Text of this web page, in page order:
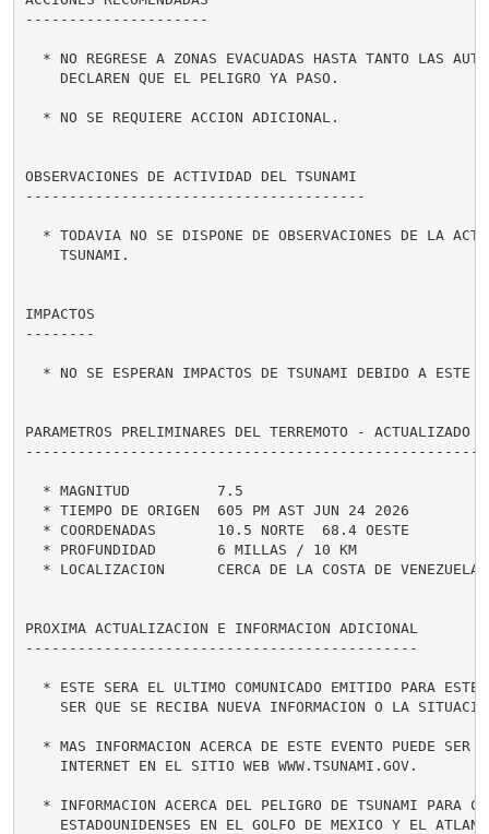
---------------------
* NO REGRESE A ZONAS EVACUADAS HASTA TANTO LAS
    DECLAREN QUE EL PELIGRO YA PASO.
  * NO SE REQUIERE ACCION ADICIONAL.
OBSERVACIONES DE ACTIVIDAD DEL TSUNAMI
---------------------------------------
* TODAVIA NO SE DISPONE DE OBSERVACIONES DE LA
    TSUNAMI.
IMPACTOS
--------
* NO SE ESPERAN IMPACTOS DE TSUNAMI DEBIDO A ESTE
PARAMETROS PRELIMINARES DEL TERREMOTO - ACTUALIZADO
----------------------------------------------------
  * MAGNITUD          7.5
  * TIEMPO DE ORIGEN  605 PM AST JUN 24 2026
  * COORDENADAS       10.5 NORTE  68.4 OESTE
  * PROFUNDIDAD       6 MILLAS / 10 KM
  * LOCALIZACION      CERCA DE LA COSTA DE VENEZUELA
PROXIMA ACTUALIZACION E INFORMACION ADICIONAL
---------------------------------------------
* ESTE SERA EL ULTIMO COMUNICADO EMITIDO PARA ESTE
SER QUE SE RECIBA NUEVA INFORMACION O LA
* MAS INFORMACION ACERCA DE ESTE EVENTO PUEDE SER
    INTERNET EN EL SITIO WEB WWW.TSUNAMI.GOV.
* INFORMACION ACERCA DEL PELIGRO DE TSUNAMI PARA
ESTADOUNIDENSES EN EL GOLFO DE MEXICO Y EL